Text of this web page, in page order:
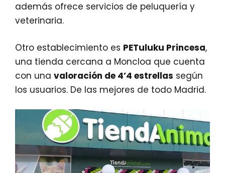
además ofrece servicios de peluquería y
veterinaria.
Otro establecimiento es PETuluku Princesa,
una tienda cercana a Moncloa que cuenta
con una valoración de 4’4 estrellas según
los usuarios. De las mejores de todo Madrid.